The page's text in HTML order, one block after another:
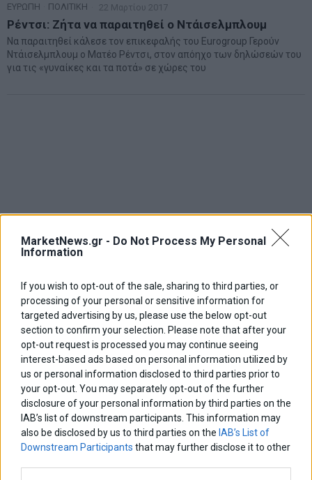
MarketNews.gr - Do Not Process My Personal
Information
If you wish to opt-out of the sale, sharing to third parties, or
processing of your personal or sensitive information for
targeted advertising by us, please use the below opt-out
section to confirm your selection. Please note that after your
opt-out request is processed you may continue seeing
interest-based ads based on personal information utilized by
us or personal information disclosed to third parties prior to
your opt-out. You may separately opt-out of the further
disclosure of your personal information by third parties on the
IAB’s list of downstream participants. This information may
also be disclosed by us to third parties on the IAB’s List of
Downstream Participants that may further disclose it to other
ΕΥΡΩΠΗ ΠΟΛΙΤΙΚΗ 22 Μαρτίου 2017
Ρέντσι: Ζήτα να παραιτηθεί ο Ντάισελμπλουμ
Να παραιτηθεί κάλεσε τον επικεφαλής του Eurogroup Γερούν
Ντάισελμπλουμ ο Ματέο Ρέντσι, στον απόηχο των δηλώσεών του
για τις «γυναίκες και τα ποτά» σε χώρες του
ΑΡΘΡΟΓΡΑΦΟΙ
Ελευθερία Κούρταλη
Οι «τιμωροί» των ομολόγων επέστρεψαν
Εύη Φραγκάκη